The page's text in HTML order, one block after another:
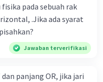
pada sebuah rak
.Jika ada syarat
Jawaban terverifikasi
panjang OR, jika jari